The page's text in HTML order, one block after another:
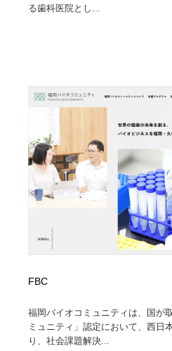
る歯科医院とし...
FBC
福岡バイオコミュニティは、国が
ミュニティ」認定において、西日
り、社会課題解決...